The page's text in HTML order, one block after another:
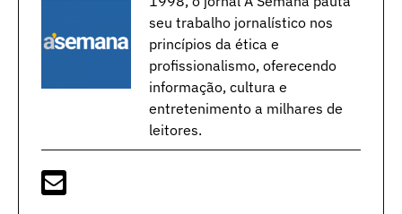
seu trabalho jornalístico nos
princípios da ética e
profissionalismo, oferecendo
informação, cultura e
entretenimento a milhares de
leitores.